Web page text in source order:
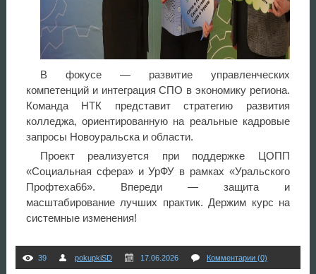
В фокусе — развитие управленческих
компетенций и интеграция СПО в экономику региона.
Команда НТК представит стратегию развития
колледжа, ориентированную на реальные кадровые
запросы Новоуральска и области.
Проект реализуется при поддержке ЦОПП
«Социальная сфера» и УрФУ в рамках «Уральского
Профтеха66». Впереди — защита и
масштабирование лучших практик. Держим курс на
системные изменения!
39 pokupkiSD 17.06.2026 Комментарии (0)